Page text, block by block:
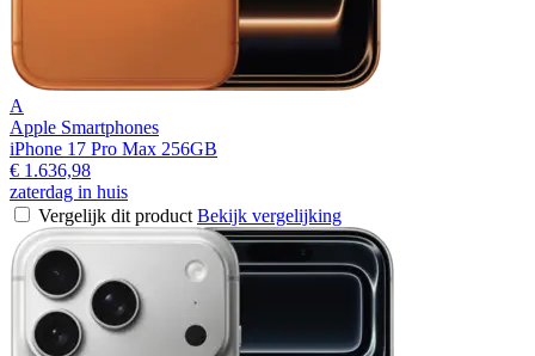
A
Apple Smartphones
iPhone 17 Pro Max 256GB
€ 1.636,98
zaterdag in huis
Vergelijk dit product Bekijk vergelijking